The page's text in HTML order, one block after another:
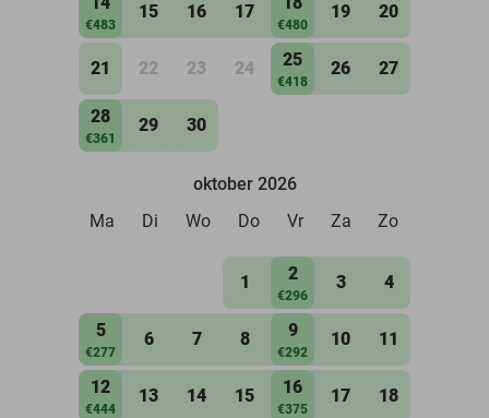
€483
15 16 17
€480
19 20
21 22 23 24 25
€418
26 27
28
€361
29 30
oktober 2026
Ma
Di Wo Do Vr Za Zo
1 2
€296
3 4
5
€277
6 7 8 9
€292
10 11
12
€444
13 14 15 16
€375
17 18